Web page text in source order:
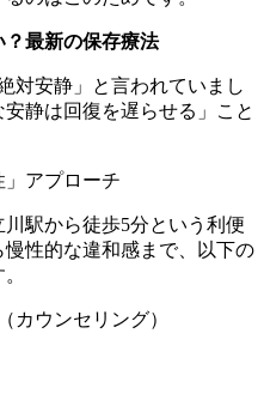
？最新の保存療法
対安静」と言われていまし
静は回復を遅らせる」こと
」アプローチ
駅から徒歩5分という利便
性的な違和感まで、以下の
カウンセリング）